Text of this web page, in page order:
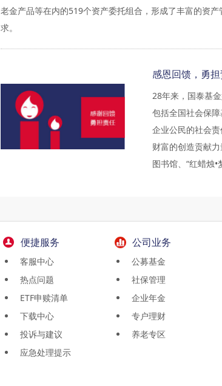
老金产品等在内的519个资产委托组合，形成了丰富的资
求。
感恩回馈，勇
28年来，国泰基
包括全国社会保
企业公民的社会
财富的创造贡献
图书馆、“红蜡烛
便捷服务
客服中心
热点问题
ETF申赎清单
下载中心
投诉与建议
应急处理提示
公司业务
公募基金
社保管理
企业年金
专户理财
养老专区